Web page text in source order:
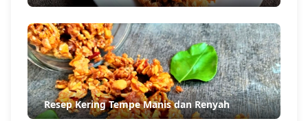
Resep Kering Tempe Manis dan Renyah